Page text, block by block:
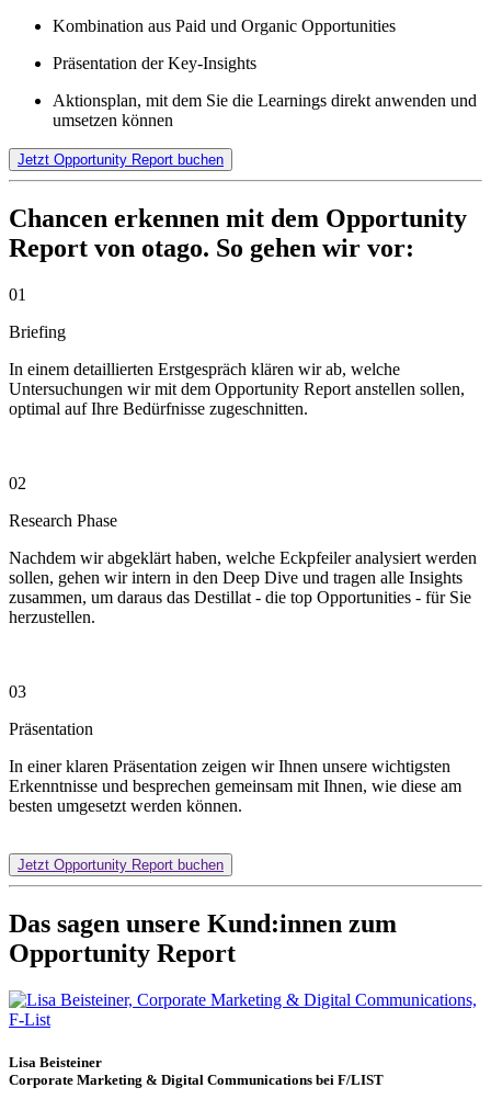
Kombination aus Paid und Organic Opportunities
Präsentation der Key-Insights
Aktionsplan, mit dem Sie die Learnings direkt anwenden und
umsetzen können
Jetzt Opportunity Report buchen
Chancen erkennen mit dem Opportunity
Report von otago. So gehen wir vor:
01
Briefing
In einem detaillierten Erstgespräch klären wir ab, welche
Untersuchungen wir mit dem Opportunity Report anstellen sollen,
optimal auf Ihre Bedürfnisse zugeschnitten.
02
Research Phase
Nachdem wir abgeklärt haben, welche Eckpfeiler analysiert werden
sollen, gehen wir intern in den Deep Dive und tragen alle Insights
zusammen, um daraus das Destillat - die top Opportunities - für Sie
herzustellen.
03
Präsentation
In einer klaren Präsentation zeigen wir Ihnen unsere wichtigsten
Erkenntnisse und besprechen gemeinsam mit Ihnen, wie diese am
besten umgesetzt werden können.
Jetzt Opportunity Report buchen
Das sagen unsere Kund:innen zum
Opportunity Report
Lisa Beisteiner
Corporate Marketing & Digital Communications bei F/LIST